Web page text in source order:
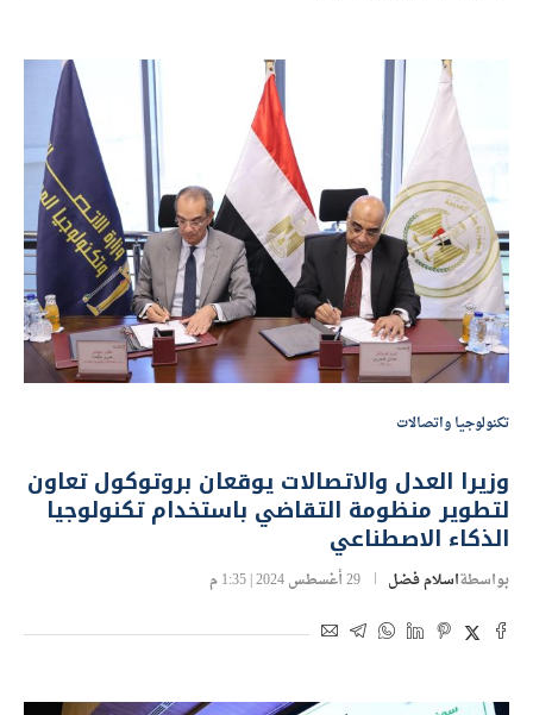
تكنولوجيا واتصالات
وزيرا العدل والاتصالات يوقعان بروتوكول تعاون
لتطوير منظومة التقاضي باستخدام تكنولوجيا
الذكاء الاصطناعي
بواسطةاسلام فضل 29 أغسطس 2024 | 1:35 م